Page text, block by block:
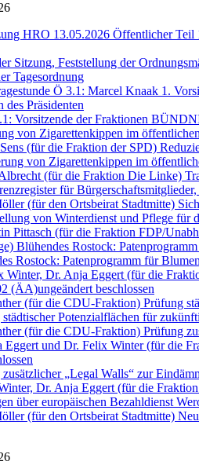
HRO 13.05.2026 Öffentlicher Teil
Sitzung, Feststellung der
Tagesordnung
Ö 3.1: Marcel Knaak 1.
Präsidenten
Vorsitzende der Fraktionen
von Zigarettenkippen im
(für die Fraktion der SPD)
von Zigarettenkippen im
(für die Fraktion Die Linke)
für
(für den Ortsbeirat Stadtmitte)
von Winterdienst und Pflege für
Pittasch (für die Fraktion FDP/
Blühendes Rostock:
Rostock: Patenprogramm für
Winter, Dr. Anja Eggert (für die
(ÄA)ungeändert beschlossen
(für die CDU-Fraktion) Prüfung
Potenzialflächen für
(für die CDU-Fraktion) Prüfung
Eggert und Dr. Felix Winter (für die
„Legal Walls“ zur
Dr. Anja Eggert (für die
über europäischen Bezahldienst
(für den Ortsbeirat Stadtmitte)